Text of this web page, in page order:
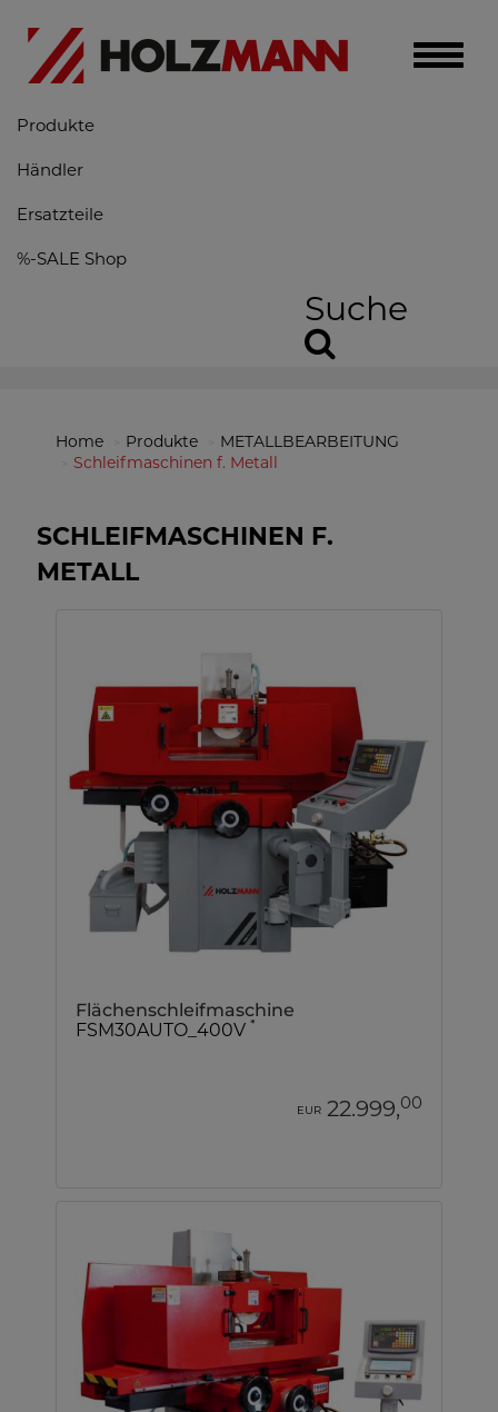
Toggle
Produkte
Händler
Ersatzteile
%-SALE Shop
Suche
Home Produkte
METALLBEARBEITUNG
Schleifmaschinen f. Metall
SCHLEIFMASCHINEN F.
METALL
Flächenschleifmaschine
FSM30AUTO_400V *
EUR 22.999,00